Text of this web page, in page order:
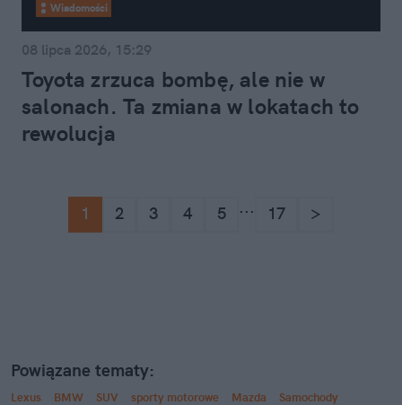
Wiadomości
08 lipca 2026, 15:29
Toyota zrzuca bombę, ale nie w
salonach. Ta zmiana w lokatach to
rewolucja
1 2 3 4 5 ... 17 >
Powiązane tematy:
Lexus BMW SUV sporty motorowe Mazda Samochody